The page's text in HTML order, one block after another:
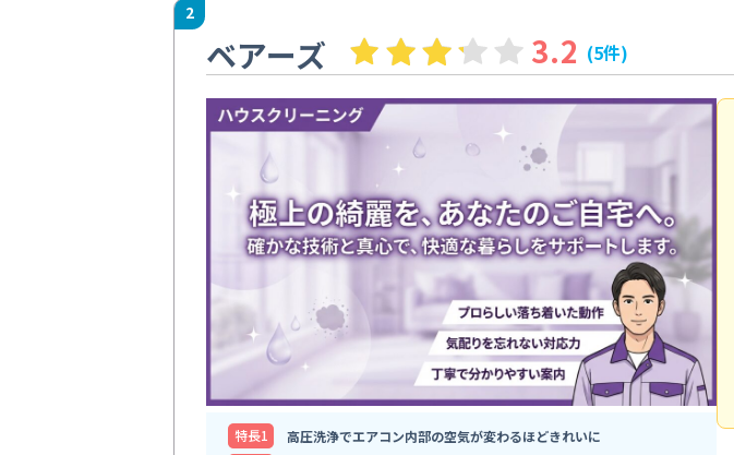
2
ベアーズ 3.2 (5件)
特⻑1
高圧洗浄でエアコン内部の空気が変わるほどきれいに